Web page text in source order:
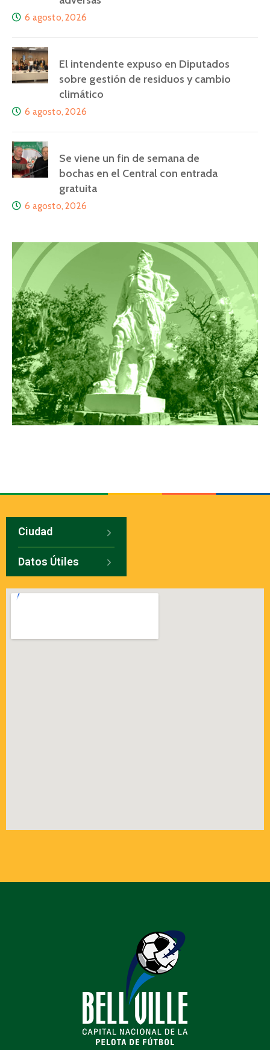
6 agosto, 2026
El intendente expuso en Diputados
sobre gestión de residuos y cambio
climático
6 agosto, 2026
Se viene un fin de semana de
bochas en el Central con entrada
gratuita
6 agosto, 2026
Ciudad
Datos Útiles